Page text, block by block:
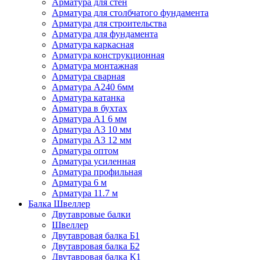
Арматура для стен
Арматура для столбчатого фундамента
Арматура для строительства
Арматура для фундамента
Арматура каркасная
Арматура конструкционная
Арматура монтажная
Арматура сварная
Арматура А240 6мм
Арматура катанка
Арматура в бухтах
Арматура А1 6 мм
Арматура А3 10 мм
Арматура А3 12 мм
Арматура оптом
Арматура усиленная
Арматура профильная
Арматура 6 м
Арматура 11.7 м
Балка Швеллер
Двутавровые балки
Швеллер
Двутавровая балка Б1
Двутавровая балка Б2
Двутавровая балка К1